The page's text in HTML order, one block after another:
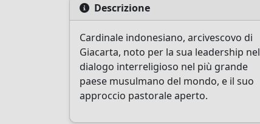
Descrizione
Cardinale indonesiano, arcivescovo di
Giacarta, noto per la sua leadership nel
dialogo interreligioso nel più grande
paese musulmano del mondo, e il suo
approccio pastorale aperto.